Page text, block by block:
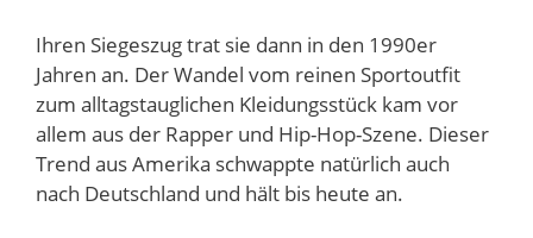
Ihren Siegeszug trat sie dann in den 1990er
Jahren an. Der Wandel vom reinen Sportoutfit
zum alltagstauglichen Kleidungsstück kam vor
allem aus der Rapper und Hip-Hop-Szene. Dieser
Trend aus Amerika schwappte natürlich auch
nach Deutschland und hält bis heute an.